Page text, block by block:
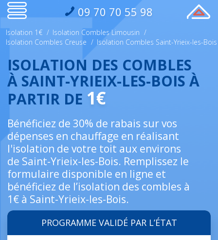
09 70 70 55 98
Isolation 1€ / Isolation Combles Limousin /
Isolation Combles Creuse / Isolation Combles Saint-Yrieix-les-Bois
ISOLATION DES COMBLES
À SAINT-YRIEIX-LES-BOIS À
PARTIR DE 1€
Bénéficiez de 30% de rabais sur vos
dépenses en chauffage en réalisant
l'isolation de votre toit aux environs
de Saint-Yrieix-les-Bois. Remplissez le
formulaire disponible en ligne et
bénéficiez de l’isolation des combles à
1€ à Saint-Yrieix-les-Bois.
PROGRAMME VALIDÉ PAR L’ÉTAT